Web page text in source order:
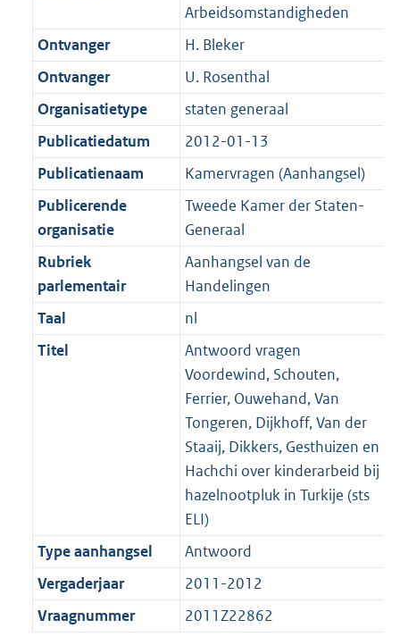
Arbeidsomstandigheden
Ontvanger
H. Bleker
Ontvanger
U. Rosenthal
Organisatietype
staten generaal
Publicatiedatum
2012-01-13
Publicatienaam
Kamervragen (Aanhangsel)
Publicerende
organisatie
Tweede Kamer der Staten-
Generaal
Rubriek
parlementair
Aanhangsel van de
Handelingen
Taal
nl
Titel
Antwoord vragen
Voordewind, Schouten,
Ferrier, Ouwehand, Van
Tongeren, Dijkhoff, Van der
Staaij, Dikkers, Gesthuizen en
Hachchi over kinderarbeid bij
hazelnootpluk in Turkije (sts
ELI)
Type aanhangsel
Antwoord
Vergaderjaar
2011-2012
Vraagnummer
2011Z22862